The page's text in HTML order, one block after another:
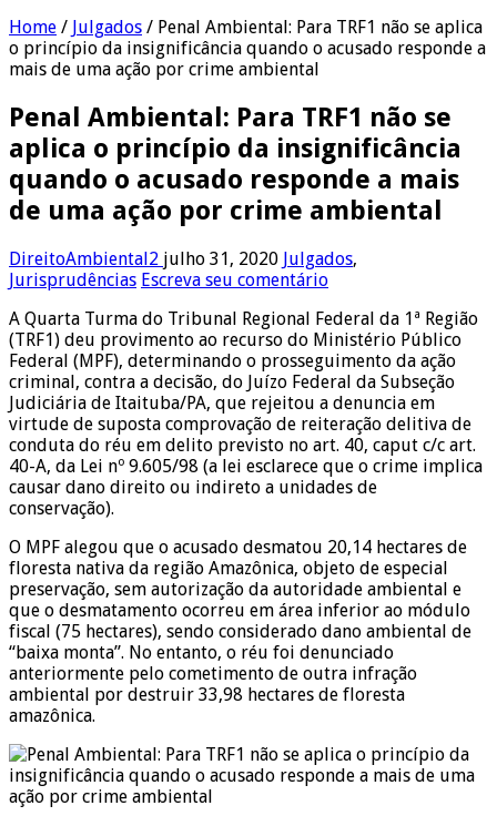
Home / Julgados / Penal Ambiental: Para TRF1 não se aplica
o princípio da insignificância quando o acusado responde a
mais de uma ação por crime ambiental
Penal Ambiental: Para TRF1 não se
aplica o princípio da insignificância
quando o acusado responde a mais
de uma ação por crime ambiental
DireitoAmbiental2 julho 31, 2020 Julgados,
Jurisprudências Escreva seu comentário
A Quarta Turma do Tribunal Regional Federal da 1ª Região
(TRF1) deu provimento ao recurso do Ministério Público
Federal (MPF), determinando o prosseguimento da ação
criminal, contra a decisão, do Juízo Federal da Subseção
Judiciária de Itaituba/PA, que rejeitou a denuncia em
virtude de suposta comprovação de reiteração delitiva de
conduta do réu em delito previsto no art. 40, caput c/c art.
40-A, da Lei nº 9.605/98 (a lei esclarece que o crime implica
causar dano direito ou indireto a unidades de
conservação).
O MPF alegou que o acusado desmatou 20,14 hectares de
floresta nativa da região Amazônica, objeto de especial
preservação, sem autorização da autoridade ambiental e
que o desmatamento ocorreu em área inferior ao módulo
fiscal (75 hectares), sendo considerado dano ambiental de
“baixa monta”. No entanto, o réu foi denunciado
anteriormente pelo cometimento de outra infração
ambiental por destruir 33,98 hectares de floresta
amazônica.